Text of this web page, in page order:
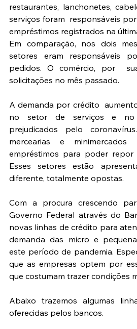
restaurantes, lanchonetes,
serviços foram  responsáveis
empréstimos registrados na
Em comparação, nos dois
setores eram responsáveis
pedidos. O comércio, por
solicitações no mês passado.
A demanda por crédito
no setor de serviços e no
prejudicados pelo
mercearias e
empréstimos para poder repor
Esses setores estão
diferente, totalmente opostas.
Com a procura crescendo
Governo Federal através do
novas linhas de crédito para
demanda das micro e
este período de pandemia.
que as empresas optem por
que costumam trazer condições
Abaixo trazemos algumas
oferecidas pelos bancos.